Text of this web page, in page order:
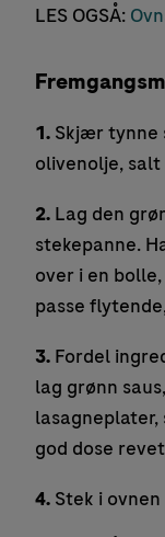
LES OGSÅ:
1.Skjær tynne
olivenolje, salt
2.Lag den
stekepanne.
over i en
passe
3.Fordel
lag grønn
god dose
4.Stek i